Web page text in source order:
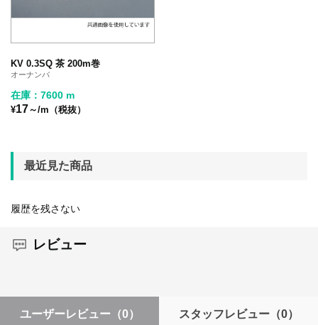
KV 0.3SQ 茶 200m巻
オーナンバ
在庫：7600 m
¥17～/m（税抜）
最近見た商品
履歴を残さない
レビュー
ユーザーレビュー （0） スタッフレビュー（0）